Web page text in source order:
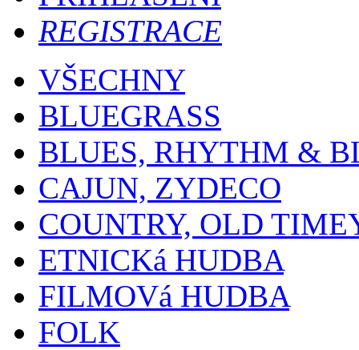
REGISTRACE
VŠECHNY
BLUEGRASS
BLUES, RHYTHM &
CAJUN, ZYDECO
COUNTRY, OLD
ETNICKá HUDBA
FILMOVá HUDBA
FOLK